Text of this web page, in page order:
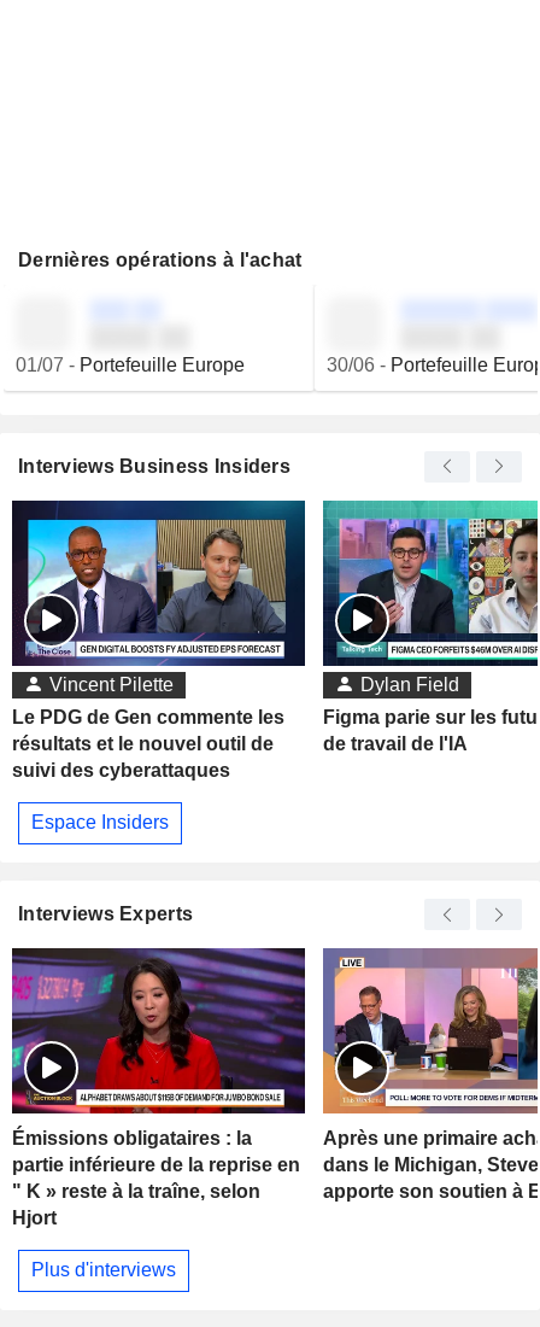
Dernières opérations à l'achat
01/07 - Portefeuille Europe 30/06- Portefeuille
Interviews Business Insiders
Vincent Pilette
Le PDG de Gen commente les
résultats et le nouvel outil de
suivi des cyberattaques
Dylan Field
Figma parie sur les
de travail de l'IA
Espace Insiders
Interviews Experts
Émissions obligataires : la
partie inférieure de la reprise en
" K » reste à la traîne, selon
Hjort
Après une primaire
dans le Michigan,
apporte son soutien à
Plus d'interviews